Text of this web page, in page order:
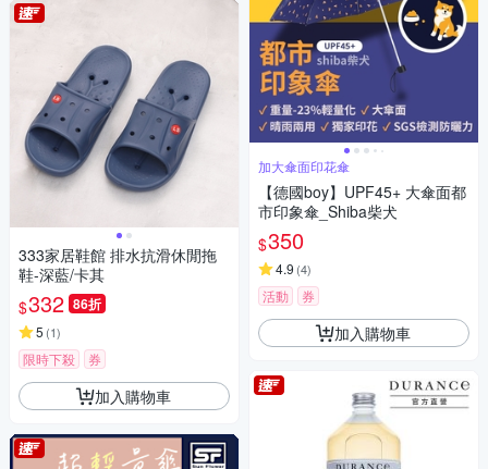
333家居鞋館 排水抗滑休閒拖
鞋-深藍/卡其
$332 86折
5 (1)
限時下殺 券
加入購物車
加大傘面印花傘
【德國boy】UPF45+ 大傘面都
市印象傘_Shiba柴犬
$350
4.9 (4)
活動 券
加入購物車